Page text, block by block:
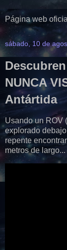
Página web
sábado, 10 de
NUNCA
Antártida
Usando un ROV
explorado
repente
metros de